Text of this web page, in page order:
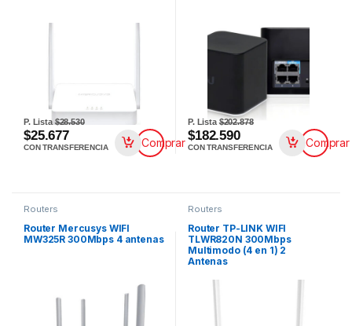
P. Lista$28.530
$25.677
CON TRANSFERENCIA Comprar
P. Lista$202.878
$182.590
CON TRANSFERENCIA Comprar
Routers
Router Mercusys WIFI
MW325R 300Mbps 4 antenas
Routers
Router TP-LINK WIFI
TLWR820N 300Mbps
Multimodo (4 en 1) 2
Antenas